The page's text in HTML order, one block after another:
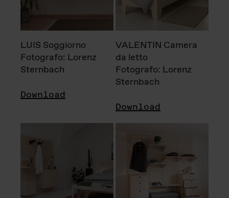
LUIS Soggiorno
Fotografo: Lorenz
Sternbach
Download
VALENTIN Camera
da letto
Fotografo: Lorenz
Sternbach
Download